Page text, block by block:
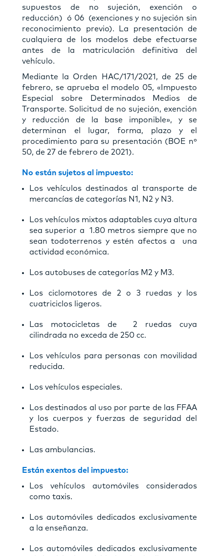
supuestos de no sujeción, exención o
reducción) ó 06 (exenciones y no sujeción sin
reconocimiento previo). La presentación de
cualquiera de los modelos debe efectuarse
antes de la matriculación definitiva del
vehículo.
Mediante la Orden HAC/171/2021, de 25 de
febrero, se aprueba el modelo 05, «Impuesto
Especial sobre Determinados Medios de
Transporte. Solicitud de no sujeción, exención
y reducción de la base imponible», y se
determinan el lugar, forma, plazo y el
procedimiento para su presentación (BOE nº
50, de 27 de febrero de 2021).
No están sujetos al impuesto:
Los vehículos destinados al transporte de
mercancías de categorías N1, N2 y N3.
Los vehículos mixtos adaptables cuya altura
sea superior a 1.80 metros siempre que no
sean todoterrenos y estén afectos a una
actividad económica.
Los autobuses de categorías M2 y M3.
Los ciclomotores de 2 o 3 ruedas y los
cuatriciclos ligeros.
Las motocicletas de 2 ruedas cuya
cilindrada no exceda de 250 cc.
Los vehículos para personas con movilidad
reducida.
Los vehículos especiales.
Los destinados al uso por parte de las FFAA
y los cuerpos y fuerzas de seguridad del
Estado.
Las ambulancias.
Están exentos del impuesto:
Los vehículos automóviles considerados
como taxis.
Los automóviles dedicados exclusivamente
a la enseñanza.
Los automóviles dedicados exclusivamente